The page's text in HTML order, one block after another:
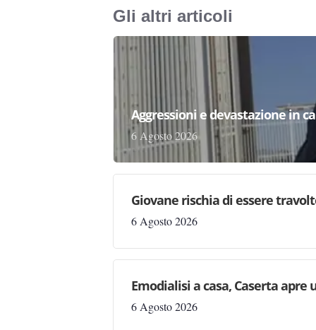
Gli altri articoli
Aggressioni e devastazione in
6 Agosto 2026
Giovane rischia di essere
6 Agosto 2026
Emodialisi a casa, Caserta apre
6 Agosto 2026